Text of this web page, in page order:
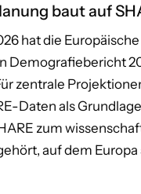
baut auf
hat die
Demografiebericht
zentrale
Daten als
zum
auf dem